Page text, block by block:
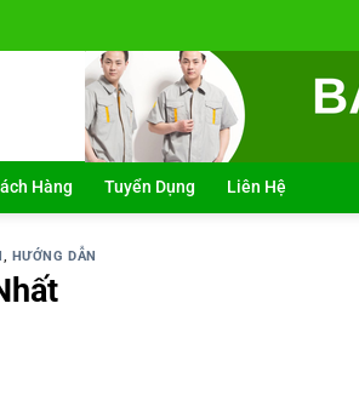
Hàng Tuyển Dụng Liên Hệ
, HƯỚNG DẪN